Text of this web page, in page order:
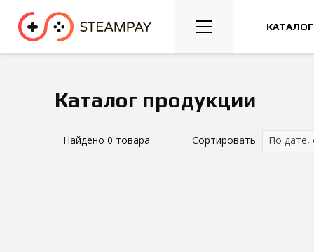
Спорт Гонки Казуальные
Каталог продукции
Найдено 0 товара Сортировать По дате,